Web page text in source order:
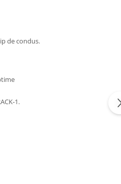
de condus.
1.